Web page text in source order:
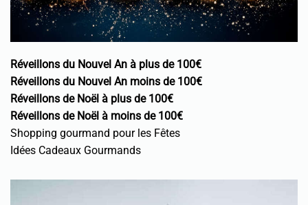
Réveillons du Nouvel An à plus de 100€
Réveillons du Nouvel An moins de 100€
Réveillons de Noël à plus de 100€
Réveillons de Noël à moins de 100€
Shopping gourmand pour les Fêtes
Idées Cadeaux Gourmands